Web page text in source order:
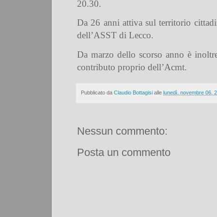
20.30.
Da 26 anni attiva sul territorio
dell’ASST di Lecco.
Da marzo dello scorso anno è
contributo proprio dell’Acmt.
Pubblicato da Claudio Bottagisi alle lunedì, novembre 06,
Nessun commento:
Posta un commento